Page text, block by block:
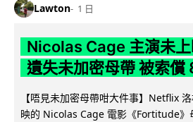
Lawton 1 日
Nicolas Cage 主演未
遺失未加密母帶 被索償
【唔見未加密母帶咁大件事】Netflix
映的 Nicolas Cage 電影《Fortitude》